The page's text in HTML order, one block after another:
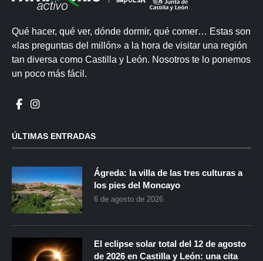
Qué hacer, qué ver, dónde dormir, qué comer… Estas son
«las preguntas del millón» a la hora de visitar una región
tan diversa como Castilla y León. Nosotros te lo ponemos
un poco más fácil.
ÚLTIMAS ENTRADAS
Ágreda: la villa de las tres culturas a
los pies del Moncayo
6 de agosto de 2026
El eclipse solar total del 12 de agosto
de 2026 en Castilla y León: una cita